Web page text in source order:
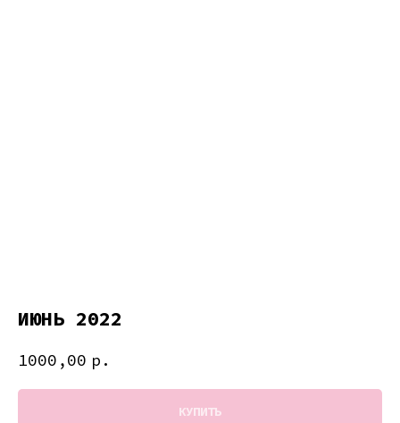
ИЮНЬ 2022
1000,00 р.
КУПИТЬ